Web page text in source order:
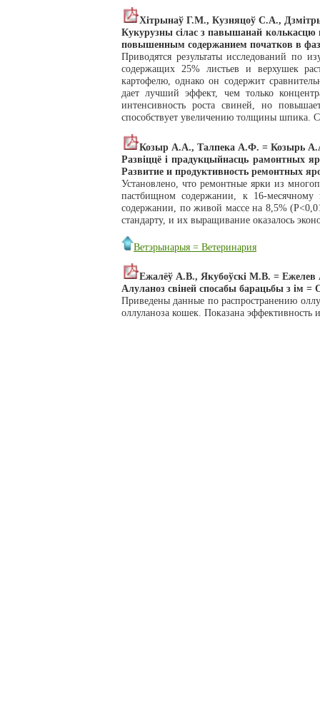
Хiтрынаў Г.М., Кузняцоў С.А.,
Кукурузны сiлас з павышанай колькасцю
повышенным содержанием початков в
Приводятся результаты исследований по
содержащих 25% листьев и верхушек
картофелю, однако он содержит
дает лучший эффект, чем только
интенсивность роста свиней, но
способствует увеличению толщины шпика.
Козыр А.А., Талпека А.Ф. = Козырь
Развiццё i прадукцыйнасць рамонтных
Развитие и продуктивность ремонтных
Установлено, что ремонтные ярки из
пастбищном содержании, к 16-месячному
содержании, по живой массе на 8,5%
стандарту, и их выращивание оказалось
Ветэрынарыя = Ветеринария
Ежалёў А.В., Якубоўскi М.В. =
Алуланоз свiней спосабы барацьбы з iм
Приведены данные по распространению
оллуланоза кошек. Показана эффективность